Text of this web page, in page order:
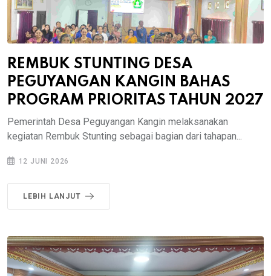
REMBUK STUNTING DESA
PEGUYANGAN KANGIN BAHAS
PROGRAM PRIORITAS TAHUN 2027
Pemerintah Desa Peguyangan Kangin melaksanakan
kegiatan Rembuk Stunting sebagai bagian dari tahapan...
12 JUNI 2026
LEBIH LANJUT